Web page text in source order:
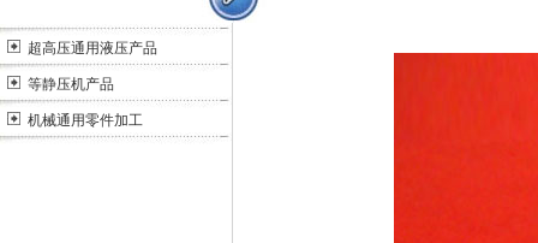
超高压通用液压产品
等静压机产品
机械通用零件加工